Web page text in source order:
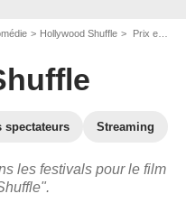
Hollywood Shuffle Prix et nominations pour Hollywood Shuffle
spectateurs Streaming
les festivals pour le film